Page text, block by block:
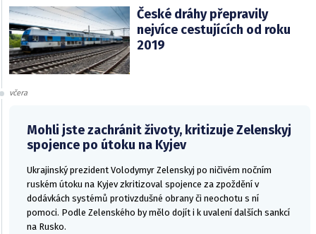
České dráhy přepravily
nejvíce cestujících od roku
2019
včera
Mohli jste zachránit životy, kritizuje Zelenskyj
spojence po útoku na Kyjev
Ukrajinský prezident Volodymyr Zelenskyj po ničivém nočním
ruském útoku na Kyjev zkritizoval spojence za zpoždění v
dodávkách systémů protivzdušné obrany či neochotu s ní
pomoci. Podle Zelenského by mělo dojít i k uvalení dalších sankcí
na Rusko.